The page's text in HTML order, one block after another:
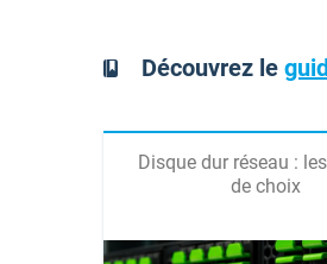
Découvrez le
Disque dur réseau :
de choix